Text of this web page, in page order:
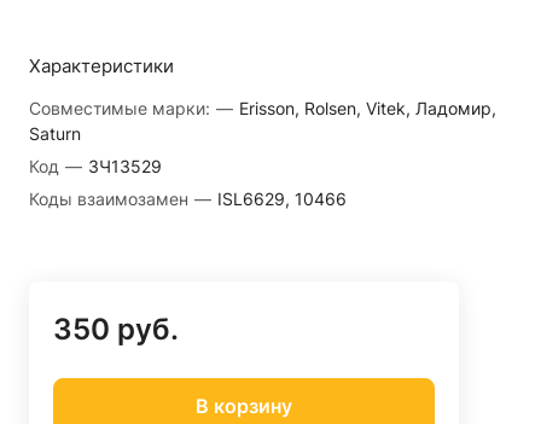
Характеристики
Совместимые марки: — Erisson, Rolsen, Vitek, Ладомир,
Saturn
Код — ЗЧ13529
Коды взаимозамен — ISL6629, 10466
350 руб.
В корзину